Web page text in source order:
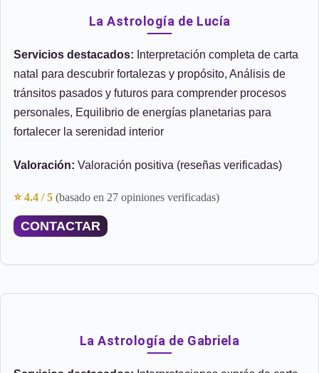
La Astrología de Lucía
Servicios destacados: Interpretación completa de carta
natal para descubrir fortalezas y propósito, Análisis de
tránsitos pasados y futuros para comprender procesos
personales, Equilibrio de energías planetarias para
fortalecer la serenidad interior
Valoración: Valoración positiva (reseñas verificadas)
⭐ 4.4 / 5 (basado en 27 opiniones verificadas)
CONTACTAR
La Astrología de Gabriela